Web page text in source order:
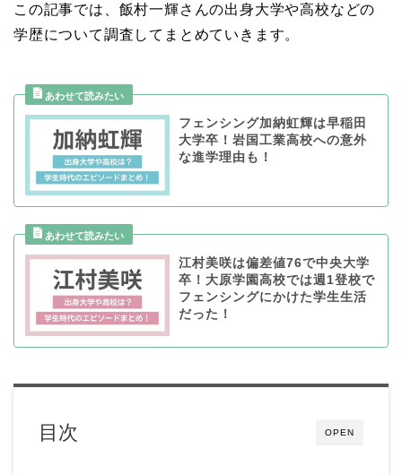
この記事では、飯村一輝さんの出身大学や高校などの
学歴について調査してまとめていきます。
フェンシング加納虹輝は早稲田
大学卒！岩国工業高校への意外
な進学理由も！
江村美咲は偏差値76で中央大学
卒！大原学園高校では週1登校で
フェンシングにかけた学生生活
だった！
OPEN
目次